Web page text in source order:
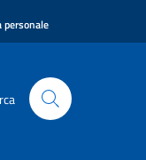
personale